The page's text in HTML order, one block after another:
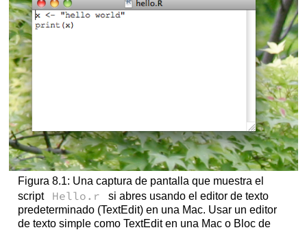
Figura 8.1: Una captura de pantalla que muestra el
script
Hello.r
si abres usando el editor de texto
predeterminado (TextEdit) en una Mac. Usar un editor
de texto simple como TextEdit en una Mac o Bloc de